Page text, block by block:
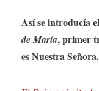
Así se introducía
de María, primer
es Nuestra Señora.